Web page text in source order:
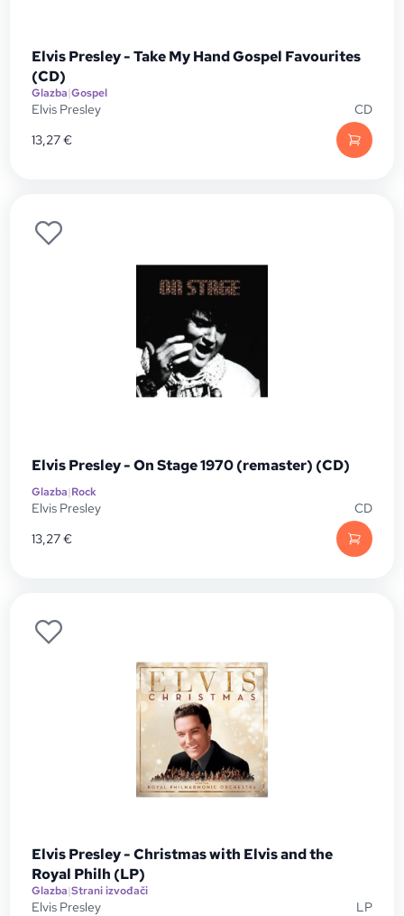
Elvis Presley - Take My Hand Gospel Favourites
(CD)
Glazba|Gospel
Elvis Presley
CD
13,27€
Elvis Presley - On Stage 1970 (remaster) (CD)
Glazba|Rock
Elvis Presley
CD
13,27€
Elvis Presley - Christmas with Elvis and the
Royal Philh (LP)
Glazba|Strani izvođači
Elvis Presley
LP